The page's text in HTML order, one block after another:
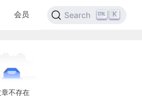
会员 Search K
章不存在